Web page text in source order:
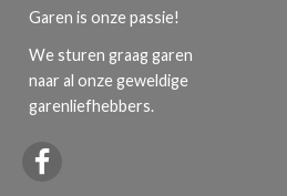
Garen is onze passie!
We sturen graag garen
naar al onze geweldige
garenliefhebbers.